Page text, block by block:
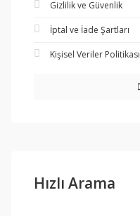
Gizlilik ve Güvenlik
İptal ve İade Şartları
Kişisel Veriler Politikası
Hızlı Arama